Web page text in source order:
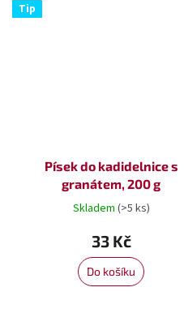
Tip
Písek do kadidelnice s
granátem, 200 g
Skladem (>5 ks)
33 Kč
Do košíku